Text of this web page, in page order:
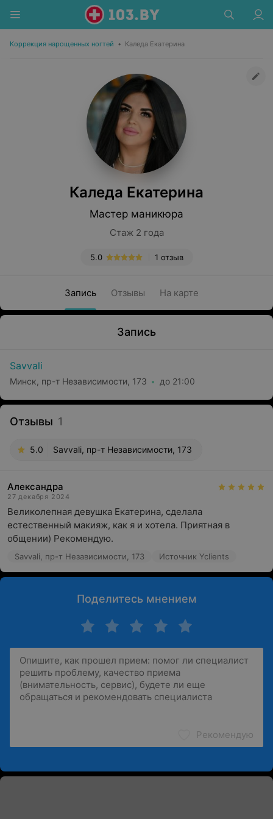
Коррекция нарощенных ногтей • Каледа Екатерина
Каледа Екатерина
Мастер маникюра
Стаж 2 года
1 отзыв
5.0
Запись Отзывы На карте
Запись
Savvali
Минск, пр-т Независимости, 173 до 21:00
Отзывы 1
5.0 Savvali, пр-т Независимости, 173
Александра
27 декабря 2024
Великолепная девушка Екатерина, сделала
естественный макияж, как я и хотела. Приятная в
общении) Рекомендую.
Savvali, пр-т Независимости, 173 Источник Yclients
Поделитесь мнением
Рекомендую